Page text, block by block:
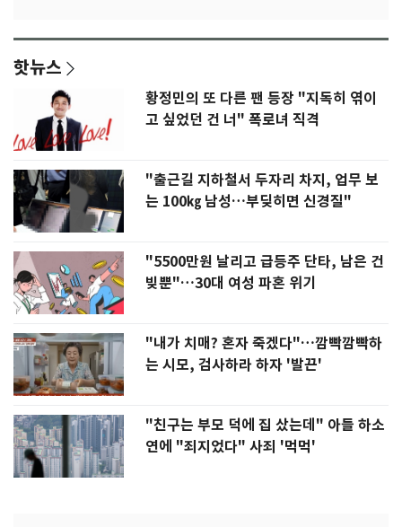
핫뉴스
황정민의 또 다른 팬 등장 "지독히 엮이
고 싶었던 건 너" 폭로녀 직격
"출근길 지하철서 두자리 차지, 업무 보
는 100㎏ 남성…부딪히면 신경질"
"5500만원 날리고 급등주 단타, 남은 건
빚뿐"…30대 여성 파혼 위기
"내가 치매? 혼자 죽겠다"…깜빡깜빡하
는 시모, 검사하라 하자 '발끈'
"친구는 부모 덕에 집 샀는데" 아들 하소
연에 "죄지었다" 사죄 '먹먹'